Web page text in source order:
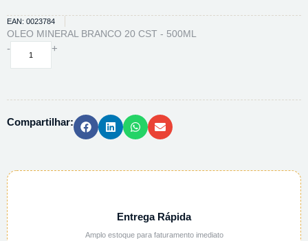
EAN: 0023784
OLEO MINERAL BRANCO 20 CST - 500ML
-
OLEO
-
+
Compartilhar:
Entrega Rápida
Amplo estoque para faturamento imediato